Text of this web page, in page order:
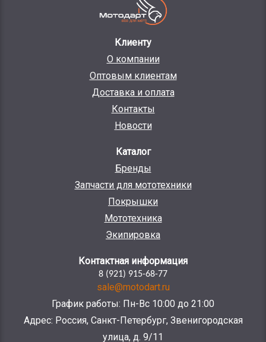
Клиенту
О компании
Оптовым клиентам
Доставка и оплата
Контакты
Новости
Каталог
Бренды
Запчасти для мототехники
Покрышки
Мототехника
Экипировка
Контактная информация
8 (921) 915-68-77
sale@motodart.ru
График работы: Пн-Вс 10:00 до 21:00
Адрес: Россия, Санкт-Петербург, Звенигородская
улица, д. 9/11